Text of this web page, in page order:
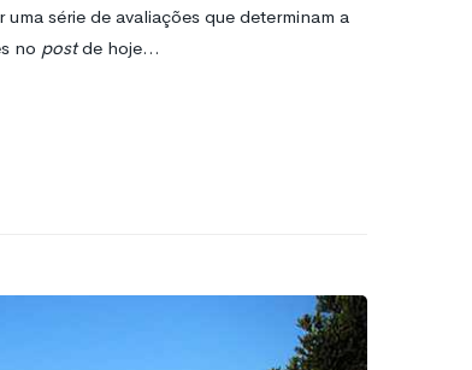
série de avaliações que determinam a
no postde hoje…